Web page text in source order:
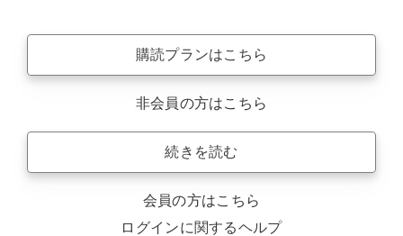
購読プランはこちら
非会員の方はこちら
続きを読む
会員の方はこちら
ログインに関するヘルプ